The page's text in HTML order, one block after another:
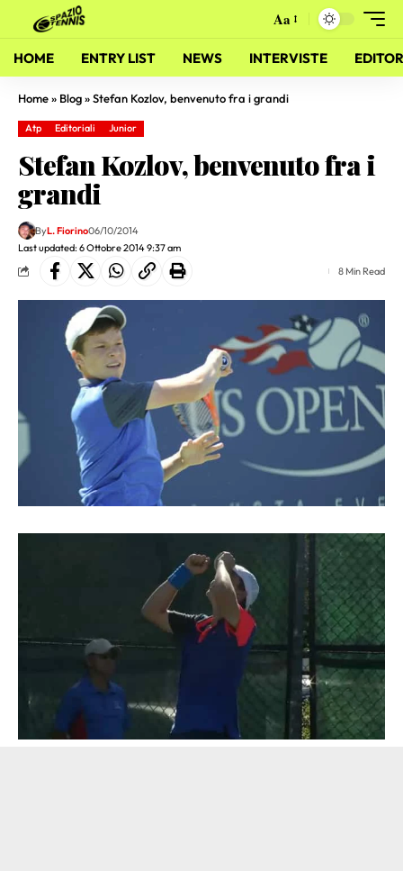
Aa
HOME ENTRY LIST NEWS INTERVISTE
Home» Blog»Stefan Kozlov, benvenuto fra i grandi
Atp Editoriali Junior
Stefan Kozlov, benvenuto fra i
grandi
Last updated: 6 Ottobre 2014 9:37 am
ByL. Fiorino06/10/2014
8 Min Read